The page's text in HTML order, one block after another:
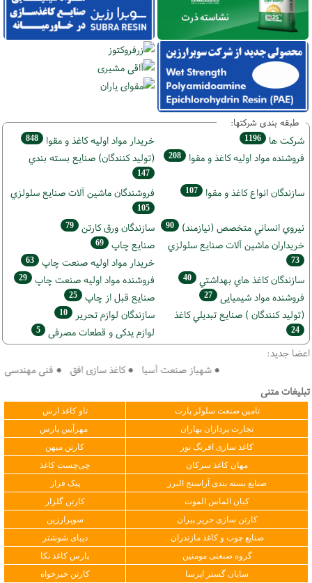
طبقه بندی شرکتها:
شركت ها 1196 خريدار مواد اوليه كاغذ و مقوا 848
فروشنده مواد اوليه كاغذ و مقوا 208 (تولید كنندگان) صنايع بسته بندي
147
سازندگان انواع کاغذ و مقوا 107 فروشندگان ماشين آلات صنايع سلولزي
105
نيروي انساني متخصص (نیازمند) 90 سازندگان ورق كارتن 79
خریداران ماشين آلات صنايع سلولزي
73
صنايع چاپ 69
خريدار مواد اوليه صنعت چاپ 63
سازندگان كاغذ هاي بهداشتي 40 فروشنده مواد اوليه صنعت چاپ 29
فروشنده مواد شیمیایی 27 صنايع قبل از چاپ 25
(تولید كنندگان ) صنايع تبديلي كاغذ
24
سازندگان لوازم تحریر 10
لوازم یدکی و قطعات مصرفی 5
اعضا جدید:
● شهباز صنعت آسیا ● کاغذ سازی افق ● فنی مهندسی
تبلیغات متنی
تامین صنعت سلولز پارت
تاو کاغذ ارس
تجارت پردازان بهاران
مهرآیین پارس
کاغذ سازی افرنگ نور
کارتن میهن
مهان کاغذ سرکان
چی‌چست کاغذ
صنایع بسته بندی آراسنج البرز
پیک فراز
کیان الماس الموت
کارتن گلزار
کارتن سازی حریر پیران
سوپرارزین
صنایع چوب و کاغذ مازندران
دیبای شوشتر
گروه صنعتی مومنین
پارس کاغذ نکا
سایان گستر ایرسا
کارتن خیرخواه